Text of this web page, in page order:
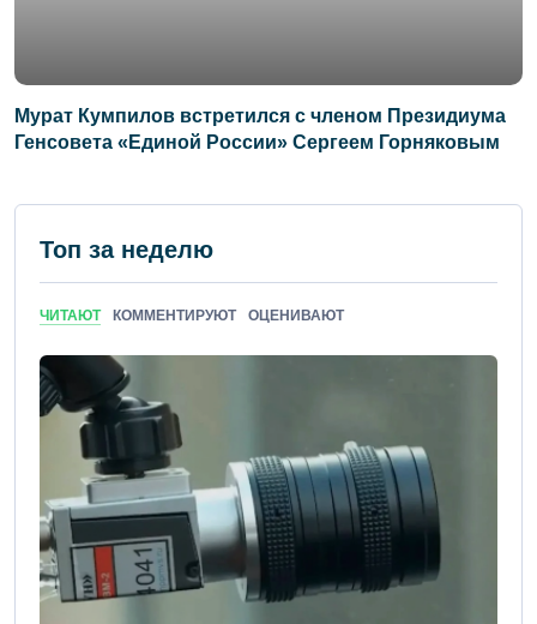
Мурат Кумпилов встретился с членом Президиума
Генсовета «Единой России» Сергеем Горняковым
Топ за неделю
ЧИТАЮТ КОММЕНТИРУЮТ ОЦЕНИВАЮТ